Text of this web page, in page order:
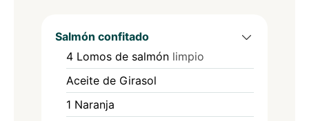
Salmón confitado
4 Lomos de salmón limpio
Aceite de Girasol
1 Naranja